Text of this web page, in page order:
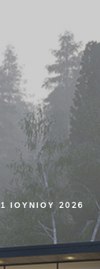
1 ΙΟΥΝΊΟΥ 2026